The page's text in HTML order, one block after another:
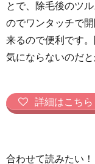
とで、除毛後のツ
のでワンタッチで
来るので便利です
気にならないのだと
詳細はこちら
合わせて読みたい！